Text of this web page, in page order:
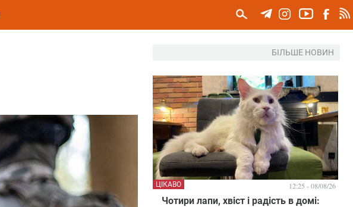
БІЛЬШЕ НОВИН
Чотири лапи, хвіст і радість в домі:
ЦІКАВО 12:25 - 08/08/26